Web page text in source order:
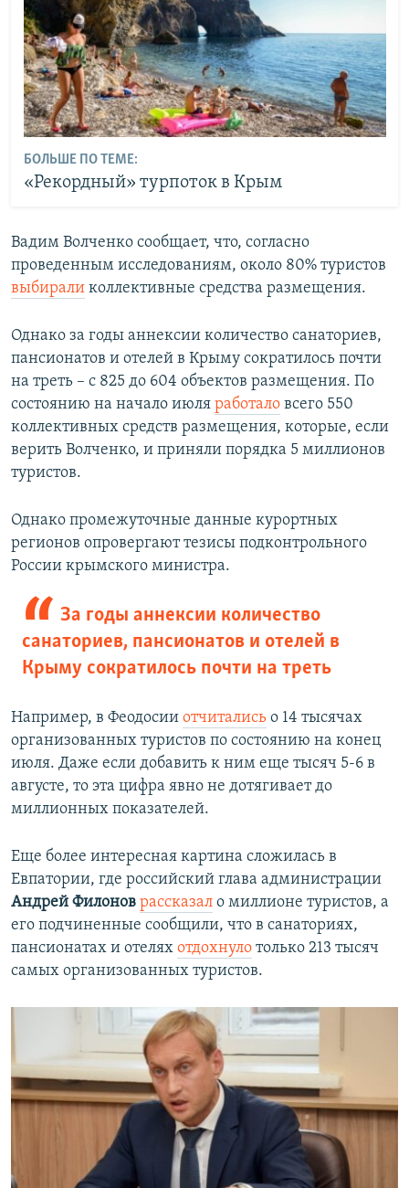
БОЛЬШЕ ПО ТЕМЕ:
«Рекордный» турпоток в Крым
Вадим Волченко сообщает, что, согласно
проведенным исследованиям, около 80% туристов
выбирали коллективные средства размещения.
Однако за годы аннексии количество санаториев,
пансионатов и отелей в Крыму сократилось почти
на треть – с 825 до 604 объектов размещения. По
состоянию на начало июля работало всего 550
коллективных средств размещения, которые, если
верить Волченко, и приняли порядка 5 миллионов
туристов.
Однако промежуточные данные курортных
регионов опровергают тезисы подконтрольного
России крымского министра.
За годы аннексии количество
санаториев, пансионатов и отелей в
Крыму сократилось почти на треть
Например, в Феодосии отчитались о 14 тысячах
организованных туристов по состоянию на конец
июля. Даже если добавить к ним еще тысяч 5-6 в
августе, то эта цифра явно не дотягивает до
миллионных показателей.
Еще более интересная картина сложилась в
Евпатории, где российский глава администрации
Андрей Филонов рассказал о миллионе туристов, а
его подчиненные сообщили, что в санаториях,
пансионатах и отелях отдохнуло только 213 тысяч
самых организованных туристов.